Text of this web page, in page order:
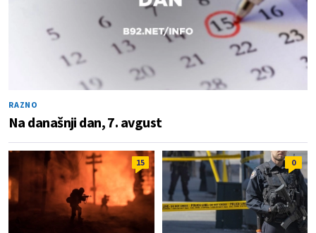
RAZNO
Na današnji dan, 7. avgust
15 0